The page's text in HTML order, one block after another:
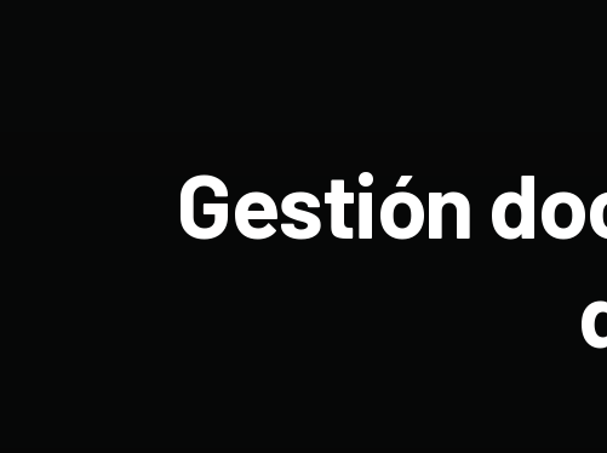
Gestión